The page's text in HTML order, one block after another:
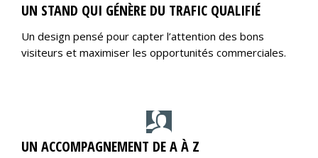
UN STAND QUI GÉNÈRE DU TRAFIC QUALIFIÉ
Un design pensé pour capter l’attention des bons
visiteurs et maximiser les opportunités commerciales.
UN ACCOMPAGNEMENT DE A À Z